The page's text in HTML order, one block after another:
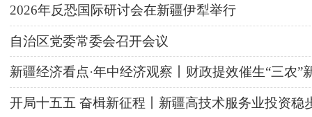
2026年反恐国际研讨会在新疆伊犁举行
自治区党委常委会召开会议
新疆经济看点·年中经济观察丨财政提效催生“三农”
开局十五五 奋楫新征程丨新疆高技术服务业投资稳